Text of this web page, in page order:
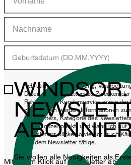
Geburtsdatum (DD.MM.YYYY)
*Ich stimme der Erhebung,
Daten des Newsletters zu Zwecken
Rahmen des Kundenservice sowie
zu. Erhoben werden Informationen
Newsletters, Kategorie des
Öffnungszeitpunkt) und wann ich auf
Newsletters klicke sowie ggf. auch
mit dem Newsletter tätige.
Mit einem Klick auf „Newsletter
WINDSOR.
Sie wollen alle Neuigkeiten als